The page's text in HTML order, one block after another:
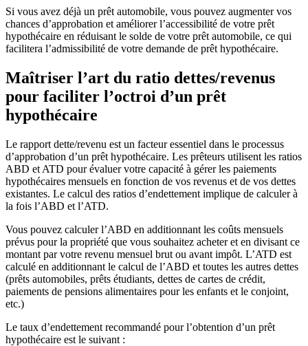
Si vous avez déjà un prêt automobile, vous pouvez augmenter vos
chances d’approbation et améliorer l’accessibilité de votre prêt
hypothécaire en réduisant le solde de votre prêt automobile, ce qui
facilitera l’admissibilité de votre demande de prêt hypothécaire.
Maîtriser l’art du ratio dettes/revenus
pour faciliter l’octroi d’un prêt
hypothécaire
Le rapport dette/revenu est un facteur essentiel dans le processus
d’approbation d’un prêt hypothécaire. Les prêteurs utilisent les ratios
ABD et ATD pour évaluer votre capacité à gérer les paiements
hypothécaires mensuels en fonction de vos revenus et de vos dettes
existantes. Le calcul des ratios d’endettement implique de calculer à
la fois l’ABD et l’ATD.
Vous pouvez calculer l’ABD en additionnant les coûts mensuels
prévus pour la propriété que vous souhaitez acheter et en divisant ce
montant par votre revenu mensuel brut ou avant impôt. L’ATD est
calculé en additionnant le calcul de l’ABD et toutes les autres dettes
(prêts automobiles, prêts étudiants, dettes de cartes de crédit,
paiements de pensions alimentaires pour les enfants et le conjoint,
etc.)
Le taux d’endettement recommandé pour l’obtention d’un prêt
hypothécaire est le suivant :